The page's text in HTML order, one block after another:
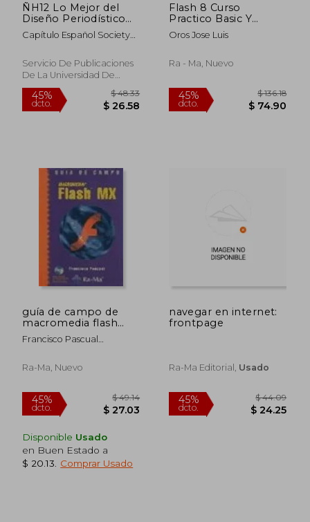
ÑH12 Lo Mejor del
Diseño Periodístico
España y Portugal
2015
Capítulo Español Society
Servicio De Publicaciones
De La Universidad De
Navarra, 1 Edición, Tapa
Blanda, Nuevo
45%
Flash 8 Curso
Practico Basic Y
Profesio
Oros Jose Luis
Ra - Ma, Nuevo
45%
dcto.
guía de campo de
macromedia flash
mx.
Francisco Pascual
Ra-Ma, Nuevo
Disponible Usado
en Buen Estado a
$ 20.13
Comprar Usado
navegar en internet:
frontpage
Ra-Ma Editorial, Usado